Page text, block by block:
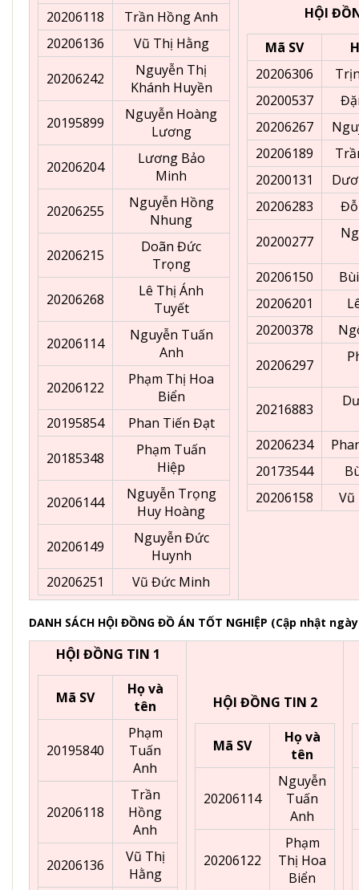
20206118
Trần Hồng Anh
20206136
Vũ Thị Hằng
20206242
Nguyễn Thị
Khánh Huyền
20195899
Nguyễn Hoàng
Lương
20206204
Lương Bảo
Minh
20206255
Nguyễn Hồng
Nhung
20206215
Doãn Đức
Trọng
20206268
Lê Thị Ánh
Tuyết
20206114
Nguyễn Tuấn
Anh
20206122
Phạm Thị Hoa
Biển
20195854
Phan Tiến Đạt
20185348
Phạm Tuấn
Hiệp
20206144
Nguyễn Trọng
Huy Hoàng
20206149
Nguyễn Đức
Huynh
20206251
Vũ Đức Minh
HỘI
Mã SV
20206306
20200537
20206267
20206189
20200131
20206283
20200277
20206150
20206201
20200378
20206297
20216883
20206234
20173544
20206158
DANH SÁCH HỘI ĐỒNG ĐỒ ÁN TỐT NGHIỆP (Cập nhật
HỘI ĐỒNG TIN 1
Mã SV
Họ và
tên
20195840
Phạm
Tuấn
Anh
20206118
Trần
Hồng
Anh
20206136
Vũ Thị
Hằng
HỘI ĐỒNG TIN 2
Mã SV
Họ và
tên
20206114
Nguyễn
Tuấn
Anh
20206122
Phạm
Thị Hoa
Biển